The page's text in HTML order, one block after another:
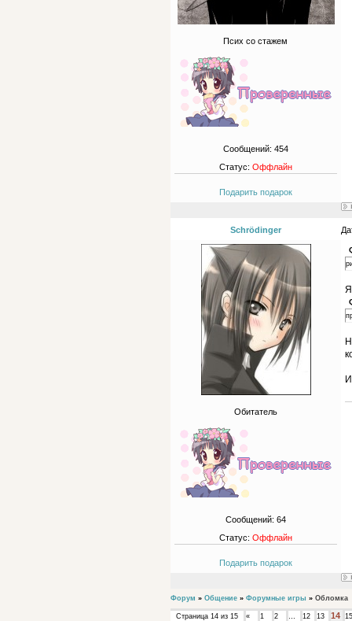
Псих со стажем
Сообщений: 454
Статус: Оффлайн
Подарить подарок
Schrödinger
Обитатель
Сообщений: 64
Статус: Оффлайн
Подарить подарок
Форум » Общение » Форумные игры » Обломка
Страница 14 из 15 « 1 2 … 12 13 14 15